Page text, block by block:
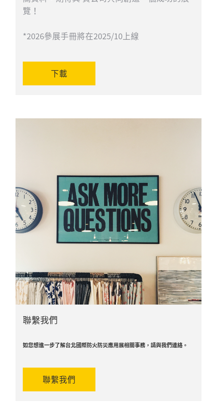
覽！
*2026參展手冊將在2025/10上線
下載
聯繫我們
如您想進一步了解台北國際防火防災應用展相關事務，請與我們連絡。
聯繫我們